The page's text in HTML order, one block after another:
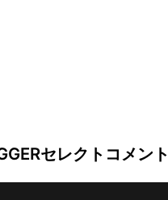
セレクトコメント